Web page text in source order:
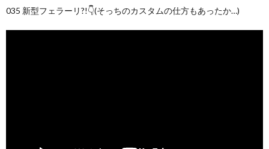
035 新型フェラーリ?!👇(そっちのカスタムの仕方もあったか…)